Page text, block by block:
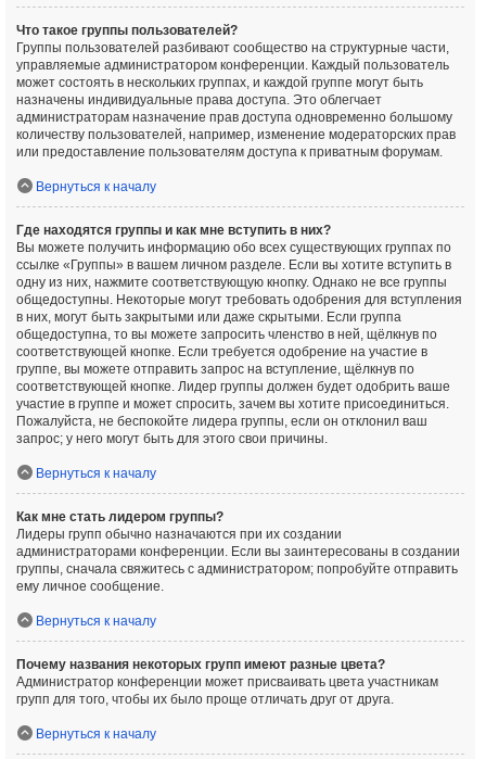
Что такое группы пользователей?
Группы пользователей разбивают сообщество на структурные части,
управляемые администратором конференции. Каждый пользователь
может состоять в нескольких группах, и каждой группе могут быть
назначены индивидуальные права доступа. Это облегчает
администраторам назначение прав доступа одновременно большому
количеству пользователей, например, изменение модераторских прав
или предоставление пользователям доступа к приватным форумам.
Вернуться к началу
Где находятся группы и как мне вступить в них?
Вы можете получить информацию обо всех существующих группах по
ссылке «Группы» в вашем личном разделе. Если вы хотите вступить в
одну из них, нажмите соответствующую кнопку. Однако не все группы
общедоступны. Некоторые могут требовать одобрения для вступления
в них, могут быть закрытыми или даже скрытыми. Если группа
общедоступна, то вы можете запросить членство в ней, щёлкнув по
соответствующей кнопке. Если требуется одобрение на участие в
группе, вы можете отправить запрос на вступление, щёлкнув по
соответствующей кнопке. Лидер группы должен будет одобрить ваше
участие в группе и может спросить, зачем вы хотите присоединиться.
Пожалуйста, не беспокойте лидера группы, если он отклонил ваш
запрос; у него могут быть для этого свои причины.
Вернуться к началу
Как мне стать лидером группы?
Лидеры групп обычно назначаются при их создании
администраторами конференции. Если вы заинтересованы в создании
группы, сначала свяжитесь с администратором; попробуйте отправить
ему личное сообщение.
Вернуться к началу
Почему названия некоторых групп имеют разные цвета?
Администратор конференции может присваивать цвета участникам
групп для того, чтобы их было проще отличать друг от друга.
Вернуться к началу